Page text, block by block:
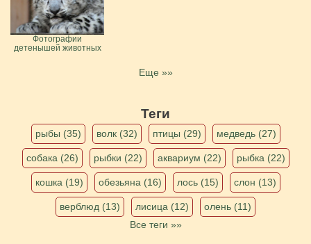
Фотографии
детенышей животных
Еще »»
Теги
рыбы (35) волк (32) птицы (29) медведь (27)
собака (26) рыбки (22) аквариум (22) рыбка (22)
кошка (19) обезьяна (16) лось (15) слон (13)
верблюд (13) лисица (12)
олень (11)
Все теги »»